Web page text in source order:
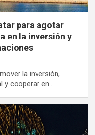
para agotar
en la inversión y
la inversión,
y cooperar en…